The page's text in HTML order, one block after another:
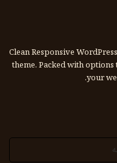
Clean Responsive
theme. Packed with
your